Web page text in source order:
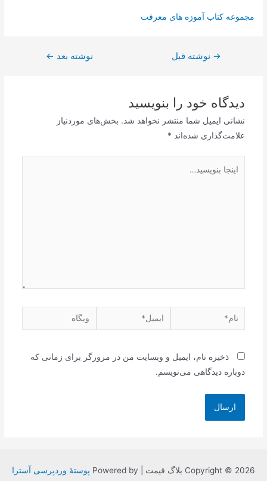
مجموعه کتاب آموزه های معرفت
راهبری
→ نوشته قبل نوشته بعد ←
دیدگاه‌ خود را بنویسید
نشانی ایمیل شما منتشر نخواهد شد. بخش‌های موردنیاز
علامت‌گذاری شده‌اند *
بنویسید…
نام* ایمیل* وبگاه
ذخیره نام، ایمیل و وبسایت من در مرورگر برای زمانی که
دوباره دیدگاهی می‌نویسم.
Copyright © 2026 بلاگ قیمت | Powered by پوستهٔ وردپرسی آسترا